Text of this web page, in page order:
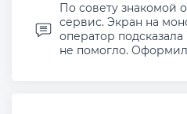
По совету знакомой
сервис. Экран на
оператор
не помогло.